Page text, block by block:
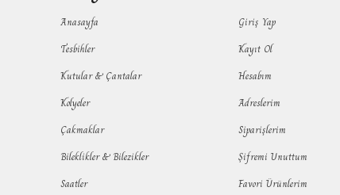
Anasayfa
Tesbihler
Kutular & Çantalar
Kolyeler
Çakmaklar
Bileklikler & Bilezikler
Saatler
Giriş Yap
Kayıt Ol
Hesabım
Adreslerim
Siparişlerim
Şifremi Unuttum
Favori Ürünlerim